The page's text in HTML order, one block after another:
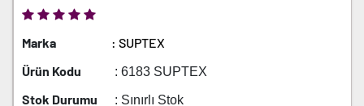
Marka
: SUPTEX
Ürün Kodu
: 6183 SUPTEX
Stok Durumu : Sınırlı Stok